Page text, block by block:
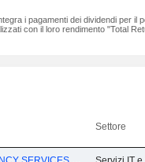
i pagamenti dei dividendi per il
con il loro rendimento "Total
Settore